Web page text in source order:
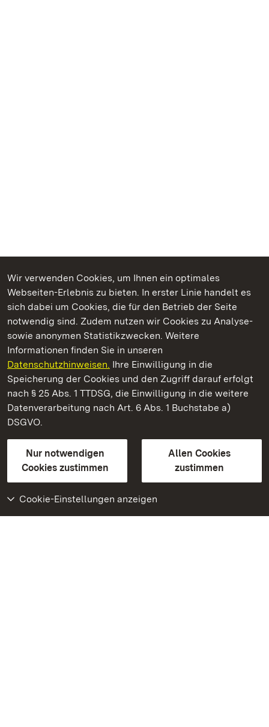
Wir verwenden Cookies, um Ihnen ein optimales
Webseiten-Erlebnis zu bieten. In erster Linie handelt es
sich dabei um Cookies, die für den Betrieb der Seite
notwendig sind. Zudem nutzen wir Cookies zu Analyse-
sowie anonymen Statistikzwecken. Weitere
Informationen finden Sie in unseren
Datenschutzhinweisen. Ihre Einwilligung in die
Speicherung der Cookies und den Zugriff darauf erfolgt
nach § 25 Abs. 1 TTDSG, die Einwilligung in die weitere
Datenverarbeitung nach Art. 6 Abs. 1 Buchstabe a)
DSGVO.
Nur notwendigen
Cookies zustimmen
Allen Cookies
zustimmen
Cookie-Einstellungen anzeigen
Kommen. Staunen. Genießen.
Residenzschloss Ludwigsburg
Staatliche Schlösser und Gärten Baden-Württemberg
Kontakt
GebärdenspracheLeichte Sprache
Erklärung zur Barrierefreiheit
BITV-konform (geprüfte Seiten)
Weiteres